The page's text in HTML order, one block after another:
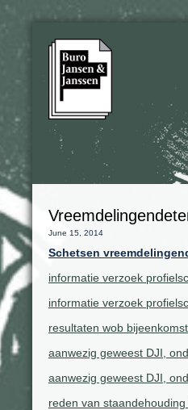
June 15, 2014
Schetsen
informatie verzoek
informatie verzoek
resultaten wob
aanwezig geweest DJI,
aanwezig geweest DJI,
reden van